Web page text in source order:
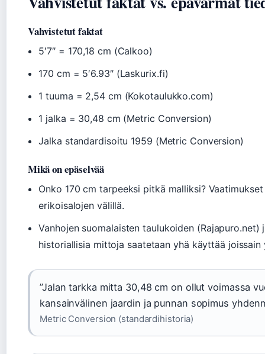
Vahvistetut faktat
5′7″ = 170,18 cm (Calkoo)
170 cm = 5′6.93″ (Laskurix.fi)
1 tuuma = 2,54 cm (Kokotaulukko.com)
1 jalka = 30,48 cm (Metric Conversion)
Jalka standardisoitu 1959 (Metric Conversion)
Mikä on epäselvää
Onko 170 cm tarpeeksi pitkä malliksi?
erikoisalojen välillä.
Vanhojen suomalaisten taulukoiden
historiallisia mittoja saatetaan yhä käyttää joissain
”Jalan tarkka mitta 30,48 cm on ollut voimassa
kansainvälinen jaardin ja punnan sopimus
Metric Conversion (standardihistoria)